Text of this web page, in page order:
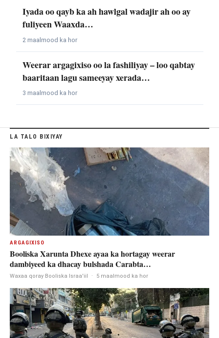
Iyada oo qayb ka ah hawlgal wadajir ah oo ay
fuliyeen Waaxda…
2 maalmood ka hor
Weerar argagixiso oo la fashiliyay – loo qabtay
baaritaan lagu sameeyay xerada…
3 maalmood ka hor
LA TALO BIXIYAY
ARGAGIXISO
Booliska Xarunta Dhexe ayaa ka hortagay weerar
dambiyeed ka dhacay bulshada Carabta…
Waxaa qoray Booliska Israa'iil · 5 maalmood ka hor